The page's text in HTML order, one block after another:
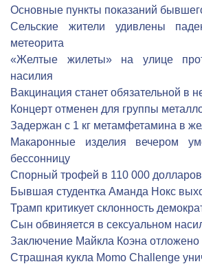
Основные пункты показаний
Сельские жители удивлены
метеорита
«Желтые жилеты» на улице
насилия
Вакцинация станет обязательной в
Концерт отменен для группы
Задержан с 1 кг метамфетамина в
Макаронные изделия вечером
бессонницу
Спорный трофей в 110 000
Бывшая студентка Аманда Нокс
Трамп критикует склонность
Сын обвиняется в сексуальном
Заключение Майкла Коэна отложено
Страшная кукла Momo Challenge